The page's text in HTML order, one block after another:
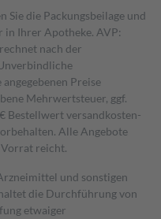
Sie die Packungsbeilage und
in Ihrer Apotheke. AVP:
nach der
Preise
Mehrwertsteuer, ggf.
Bestell­wert versand­kosten­
Alle Angebote
Vorrat reicht.
und sonstigen
die Durchführung von
etwaiger